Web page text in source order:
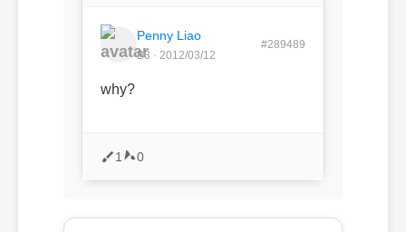
Penny Liao
B3 · 2012/03/12
#289489
why?
1 0